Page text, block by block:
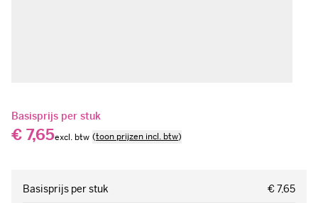
Basisprijs per stuk
€ 7,65 (toon prijzen incl. btw)
Basisprijs per stuk € 7,65